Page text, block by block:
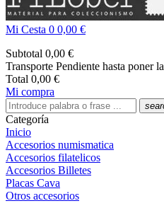
Mi Cesta 0 0,00 €
Subtotal 0,00 €
Transporte Pendiente hasta poner
Total 0,00 €
Mi compra
Categoría
Inicio
Accesorios numismatica
Accesorios filatelicos
Accesorios Billetes
Placas Cava
Otros accesorios